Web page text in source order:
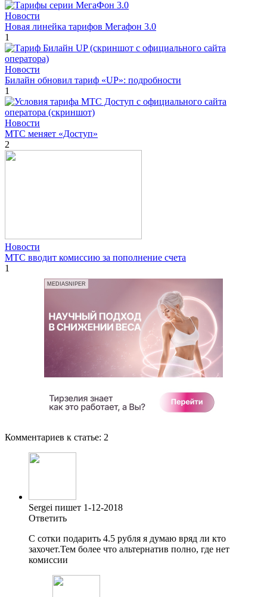
Новости
Новая линейка тарифов Мегафон 3.0
1
Новости
Билайн обновил тариф «UP»: подробности
1
Новости
МТС меняет «Доступ»
2
Новости
МТС вводит комиссию за пополнение счета
1
MEDIASNIPER
Комментариев к статье: 2
Sergei пишет 1-12-2018
Ответить
С сотки подарить 4.5 рубля я думаю вряд ли кто
захочет.Тем более что альтернатив полно, где нет
комиссии